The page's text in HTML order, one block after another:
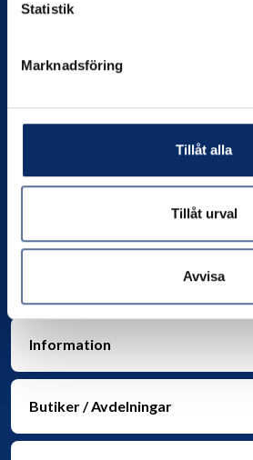
Statistik
Marknadsföring
Tillåt alla
Tillåt urval
Avvisa
Kontakta oss
Telefon:0706-390802
info@nilssonsjarnhandel.se
Information
Butiker / Avdelningar